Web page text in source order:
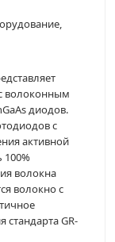
волоконным
диодов.
с
активной
100%
волокна
волокно с
GR-